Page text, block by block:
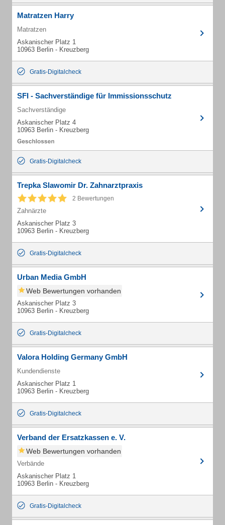
Matratzen Harry
Matratzen
Askanischer Platz 1
10963 Berlin - Kreuzberg
Gratis-Digitalcheck
SFI - Sachverständige für Immissionsschutz
Sachverständige
Askanischer Platz 4
10963 Berlin - Kreuzberg
Gratis-Digitalcheck
Trepka Slawomir Dr. Zahnarztpraxis
2 Bewertungen
Zahnärzte
Askanischer Platz 3
10963 Berlin - Kreuzberg
Gratis-Digitalcheck
Urban Media GmbH
Web Bewertungen vorhanden
Askanischer Platz 3
10963 Berlin - Kreuzberg
Gratis-Digitalcheck
Valora Holding Germany GmbH
Kundendienste
Askanischer Platz 1
10963 Berlin - Kreuzberg
Gratis-Digitalcheck
Verband der Ersatzkassen e. V.
Web Bewertungen vorhanden
Verbände
Askanischer Platz 1
10963 Berlin - Kreuzberg
Gratis-Digitalcheck